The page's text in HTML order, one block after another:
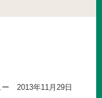
2013年11月29日